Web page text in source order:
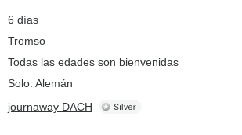
6 días
Tromso
Todas las edades son bienvenidas
Solo: Alemán
journaway DACH